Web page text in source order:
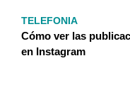
TELEFONIA
Cómo ver las
en Instagram